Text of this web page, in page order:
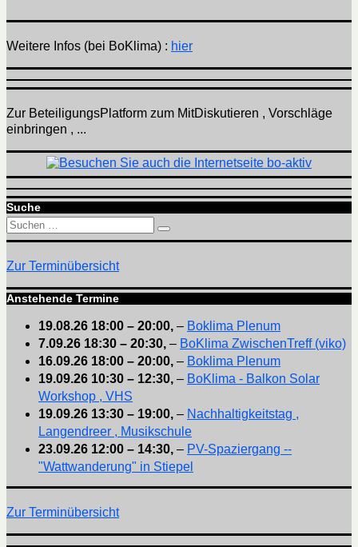
Weitere Infos (bei BoKlima) : hier
Zur BeteiligungsPlatform zum MitDiskutieren , Vorschläge
einbringen , ...
Suche
Suchen
nach:
Suchen
Zur Terminübersicht
Anstehende Termine
19.08.26 18:00 – 20:00, – Boklima Plenum
7.09.26 18:30 – 20:30, – BoKlima ZwischenTreff (viko)
16.09.26 18:00 – 20:00, – Boklima Plenum
19.09.26 10:30 – 12:30, – BoKlima - Balkon Solar
Workshop , VHS
19.09.26 13:30 – 19:00, – Nachhaltigkeitstag ,
Langendreer , Musikschule
23.09.26 12:00 – 14:30, – PV-Spaziergang --
"Wattwanderung" in Stiepel
Zur Terminübersicht